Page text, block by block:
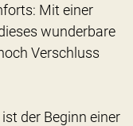
Mit einer
wunderbare
Verschluss
der Beginn einer